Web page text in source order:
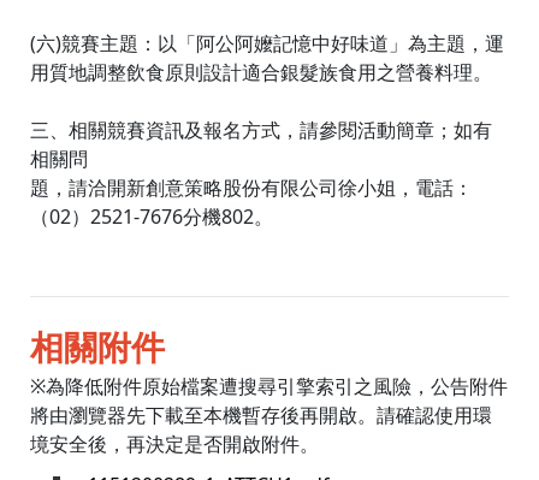
(六)競賽主題：以「阿公阿嬤記憶中好味道」為主題，運
用質地調整飲食原則設計適合銀髮族食用之營養料理。
三、相關競賽資訊及報名方式，請參閱活動簡章；如有
相關問
題，請洽開新創意策略股份有限公司徐小姐，電話：
（02）2521-7676分機802。
相關附件
※為降低附件原始檔案遭搜尋引擎索引之風險，公告附件
將由瀏覽器先下載至本機暫存後再開啟。請確認使用環
境安全後，再決定是否開啟附件。